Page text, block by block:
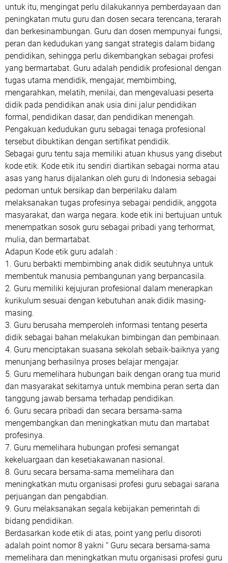
untuk itu, mengingat perlu dilakukannya pemberdayaan dan
peningkatan mutu guru dan dosen secara terencana, terarah
dan berkesinambungan. Guru dan dosen mempunyai fungsi,
peran dan kedudukan yang sangat strategis dalam bidang
pendidikan, sehingga perlu dikembangkan sebagai profesi
yang bermartabat. Guru adalah pendidik profesional dengan
tugas utama mendidik, mengajar, membimbing,
mengarahkan, melatih, menilai, dan mengevaluasi peserta
didik pada pendidikan anak usia dini jalur pendidikan
formal, pendidikan dasar, dan pendidikan menengah.
Pengakuan kedudukan guru sebagai tenaga profesional
tersebut dibuktikan dengan sertifikat pendidik.
Sebagai guru tentu saja memiliki atuan khusus yang disebut
kode etik. Kode etik itu sendiri diartikan sebagai norma atau
asas yang harus dijalankan oleh guru di Indonesia sebagai
pedoman untuk bersikap dan berperilaku dalam
melaksanakan tugas profesinya sebagai pendidik, anggota
masyarakat, dan warga negara. kode etik ini bertujuan untuk
menempatkan sosok guru sebagai pribadi yang terhormat,
mulia, dan bermartabat.
Adapun Kode etik guru adalah :
1. Guru berbakti membimbing anak didik seutuhnya untuk
membentuk manusia pembangunan yang berpancasila.
2. Guru memiliki kejujuran profesional dalam menerapkan
kurikulum sesuai dengan kebutuhan anak didik masing-
masing.
3. Guru berusaha memperoleh informasi tentang peserta
didik sebagai bahan melakukan bimbingan dan pembinaan.
4. Guru menciptakan suasana sekolah sebaik-baiknya yang
menunjang berhasilnya proses belajar mengajar.
5. Guru memelihara hubungan baik dengan orang tua murid
dan masyarakat sekitarnya untuk membina peran serta dan
tanggung jawab bersama terhadap pendidikan.
6. Guru secara pribadi dan secara bersama-sama
mengembangkan dan meningkatkan mutu dan martabat
profesinya.
7. Guru memelihara hubungan profesi semangat
kekeluargaan dan kesetiakawanan nasional.
8. Guru secara bersama-sama memelihara dan
meningkatkan mutu organisasi profesi guru sebagai sarana
perjuangan dan pengabdian.
9. Guru melaksanakan segala kebijakan pemerintah di
bidang pendidikan.
Berdasarkan kode etik di atas, point yang perlu disoroti
adalah point nomor 8 yakni “ Guru secara bersama-sama
memelihara dan meningkatkan mutu organisasi profesi guru